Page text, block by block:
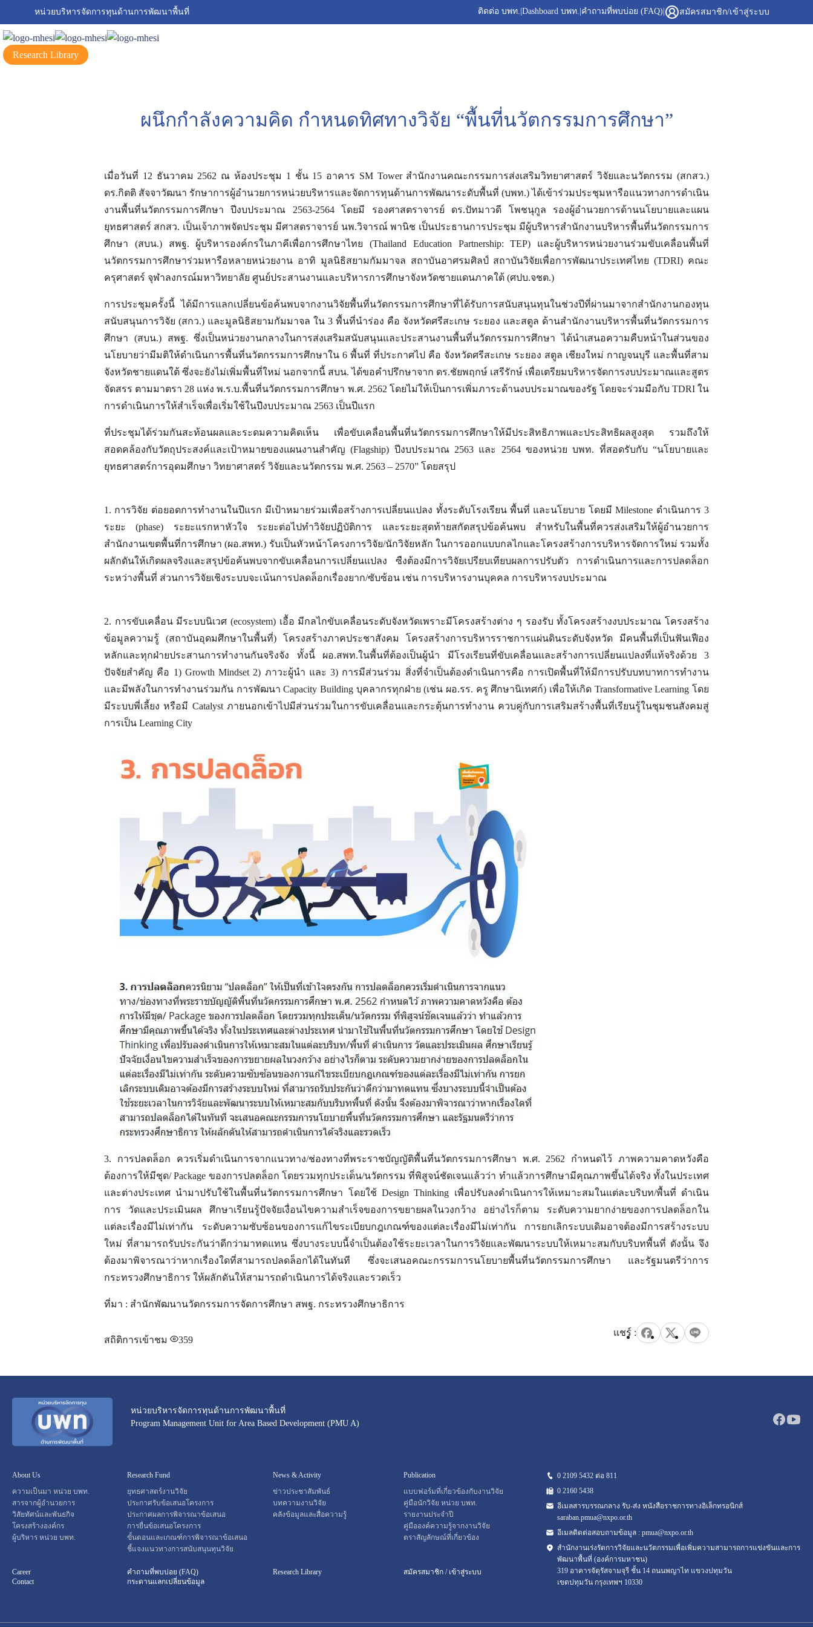
หน่วยบริหารจัดการทุนด้านการพัฒนาพื้นที่ ติดต่อ บพท. Dashboard บพท. คำถามที่พบบ่อย (FAQ) สมัครสมาชิก/เข้าสู่ระบบ
Research Library
ผนึกกำลังความคิด กำหนดทิศทางวิจัย “พื้นที่นวัตกรรมการศึกษา”
เมื่อวันที่ 12 ธันวาคม 2562 ณ ห้องประชุม 1 ชั้น 15 อาคาร SM Tower สำนักงานคณะกรรมการส่งเสริมวิทยาศาสตร์ วิจัยและนวัตกรรม (สกสว.)
ดร.กิตติ สัจจาวัฒนา รักษาการผู้อำนวยการหน่วยบริหารและจัดการทุนด้านการพัฒนาระดับพื้นที่ (บพท.) ได้เข้าร่วมประชุมหารือแนวทางการดำเนิน
งานพื้นที่นวัตกรรมการศึกษา ปีงบประมาณ 2563-2564 โดยมี รองศาสตราจารย์ ดร.ปัทมาวดี โพชนุกูล รองผู้อำนวยการด้านนโยบายและแผน
ยุทธศาสตร์ สกสว. เป็นเจ้าภาพจัดประชุม มีศาสตราจารย์ นพ.วิจารณ์ พานิช เป็นประธานการประชุม มีผู้บริหารสำนักงานบริหารพื้นที่นวัตกรรมการ
ศึกษา (สบน.) สพฐ. ผู้บริหารองค์กรในภาคีเพื่อการศึกษาไทย (Thailand Education Partnership: TEP) และผู้บริหารหน่วยงานร่วมขับเคลื่อนพื้นที่
นวัตกรรมการศึกษาร่วมหารือหลายหน่วยงาน อาทิ มูลนิธิสยามกัมมาจล สถาบันอาศรมศิลป์ สถาบันวิจัยเพื่อการพัฒนาประเทศไทย (TDRI) คณะ
ครุศาสตร์ จุฬาลงกรณ์มหาวิทยาลัย ศูนย์ประสานงานและบริหารการศึกษาจังหวัดชายแดนภาคใต้ (ศปบ.จชต.)
การประชุมครั้งนี้ ได้มีการแลกเปลี่ยนข้อค้นพบจากงานวิจัยพื้นที่นวัตกรรมการศึกษาที่ได้รับการสนับสนุนทุนในช่วงปีที่ผ่านมาจากสำนักงานกองทุน
สนับสนุนการวิจัย (สกว.) และมูลนิธิสยามกัมมาจล ใน 3 พื้นที่นำร่อง คือ จังหวัดศรีสะเกษ ระยอง และสตูล ด้านสำนักงานบริหารพื้นที่นวัตกรรมการ
ศึกษา (สบน.) สพฐ. ซึ่งเป็นหน่วยงานกลางในการส่งเสริมสนับสนุนและประสานงานพื้นที่นวัตกรรมการศึกษา ได้นำเสนอความคืบหน้าในส่วนของ
นโยบายว่ามีมติให้ดำเนินการพื้นที่นวัตกรรมการศึกษาใน 6 พื้นที่ ที่ประกาศไป คือ จังหวัดศรีสะเกษ ระยอง สตูล เชียงใหม่ กาญจนบุรี และพื้นที่สาม
จังหวัดชายแดนใต้ ซึ่งจะยังไม่เพิ่มพื้นที่ใหม่ นอกจากนี้ สบน. ได้ขอคำปรึกษาจาก ดร.ชัยพฤกษ์ เสรีรักษ์ เพื่อเตรียมบริหารจัดการงบประมาณและสูตร
จัดสรร ตามมาตรา 28 แห่ง พ.ร.บ.พื้นที่นวัตกรรมการศึกษา พ.ศ. 2562 โดยไม่ให้เป็นการเพิ่มภาระด้านงบประมาณของรัฐ โดยจะร่วมมือกับ TDRI ใน
การดำเนินการให้สำเร็จเพื่อเริ่มใช้ในปีงบประมาณ 2563 เป็นปีแรก
ที่ประชุมได้ร่วมกันสะท้อนผลและระดมความคิดเห็น เพื่อขับเคลื่อนพื้นที่นวัตกรรมการศึกษาให้มีประสิทธิภาพและประสิทธิผลสูงสุด รวมถึงให้
สอดคล้องกับวัตถุประสงค์และเป้าหมายของแผนงานสำคัญ (Flagship) ปีงบประมาณ 2563 และ 2564 ของหน่วย บพท. ที่สอดรับกับ “นโยบายและ
ยุทธศาสตร์การอุดมศึกษา วิทยาศาสตร์ วิจัยและนวัตกรรม พ.ศ. 2563 – 2570” โดยสรุป
1. การวิจัย ต่อยอดการทำงานในปีแรก มีเป้าหมายร่วมเพื่อสร้างการเปลี่ยนแปลง ทั้งระดับโรงเรียน พื้นที่ และนโยบาย โดยมี Milestone ดำเนินการ 3
ระยะ (phase) ระยะแรกหาหัวใจ ระยะต่อไปทำวิจัยปฏิบัติการ และระยะสุดท้ายสกัดสรุปข้อค้นพบ สำหรับในพื้นที่ควรส่งเสริมให้ผู้อำนวยการ
สำนักงานเขตพื้นที่การศึกษา (ผอ.สพท.) รับเป็นหัวหน้าโครงการวิจัย/นักวิจัยหลัก ในการออกแบบกลไกและโครงสร้างการบริหารจัดการใหม่ รวมทั้ง
ผลักดันให้เกิดผลจริงและสรุปข้อค้นพบจากขับเคลื่อนการเปลี่ยนแปลง ซืงต้องมีการวิจัยเปรียบเทียบผลการปรับตัว การดำเนินการและการปลดล็อก
ระหว่างพื้นที่ ส่วนการวิจัยเชิงระบบจะเน้นการปลดล็อกเรื่องยาก/ซับซ้อน เช่น การบริหารงานบุคคล การบริหารงบประมาณ
2. การขับเคลื่อน มีระบบนิเวศ (ecosystem) เอื้อ มีกลไกขับเคลื่อนระดับจังหวัดเพราะมีโครงสร้างต่าง ๆ รองรับ ทั้งโครงสร้างงบประมาณ โครงสร้าง
ข้อมูลความรู้ (สถาบันอุดมศึกษาในพื้นที่) โครงสร้างภาคประชาสังคม โครงสร้างการบริหารราชการแผ่นดินระดับจังหวัด มีคนพื้นที่เป็นฟันเฟือง
หลักและทุกฝ่ายประสานการทำงานกันจริงจัง ทั้งนี้ ผอ.สพท.ในพื้นที่ต้องเป็นผู้นำ มีโรงเรียนที่ขับเคลื่อนและสร้างการเปลี่ยนแปลงที่แท้จริงด้วย 3
ปัจจัยสำคัญ คือ 1) Growth Mindset 2) ภาวะผู้นำ และ 3) การมีส่วนร่วม สิ่งที่จำเป็นต้องดำเนินการคือ การเปิดพื้นที่ให้มีการปรับบทบาทการทำงาน
และมีพลังในการทำงานร่วมกัน การพัฒนา Capacity Building บุคลากรทุกฝ่าย (เช่น ผอ.รร. ครู ศึกษานิเทศก์) เพื่อให้เกิด Transformative Learning โดย
มีระบบพี่เลี้ยง หรือมี Catalyst ภายนอกเข้าไปมีส่วนร่วมในการขับเคลื่อนและกระตุ้นการทำงาน ควบคู่กับการเสริมสร้างพื้นที่เรียนรู้ในชุมชนสังคมสู่
การเป็น Learning City
3. การปลดล็อก ควรเริ่มดำเนินการจากแนวทาง/ช่องทางที่พระราชบัญญัติพื้นที่นวัตกรรมการศึกษา พ.ศ. 2562 กำหนดไว้ ภาพความคาดหวังคือ
ต้องการให้มีชุด/ Package ของการปลดล็อก โดยรวมทุกประเด็น/นวัตกรรม ที่พิสูจน์ชัดเจนแล้วว่า ทำแล้วการศึกษามีคุณภาพขึ้นได้จริง ทั้งในประเทศ
และต่างประเทศ นำมาปรับใช้ในพื้นที่นวัตกรรมการศึกษา โดยใช้ Design Thinking เพื่อปรับลงดำเนินการให้เหมาะสมในแต่ละบริบท/พื้นที่ ดำเนิน
การ วัดและประเมินผล ศึกษาเรียนรู้ปัจจัยเงื่อนไขความสำเร็จของการขยายผลในวงกว้าง อย่างไรก็ตาม ระดับความยากง่ายของการปลดล็อกใน
แต่ละเรื่องมีไม่เท่ากัน ระดับความซับซ้อนของการแก้ไขระเบียบกฎเกณฑ์ของแต่ละเรื่องมีไม่เท่ากัน การยกเลิกระบบเดิมอาจต้องมีการสร้างระบบ
ใหม่ ที่สามารถรับประกันว่าดีกว่ามาทดแทน ซึ่งบางระบบนี้จำเป็นต้องใช้ระยะเวลาในการวิจัยและพัฒนาระบบให้เหมาะสมกับบริบทพื้นที่ ดังนั้น จึง
ต้องมาพิจารณาว่าหากเรื่องใดที่สามารถปลดล็อกได้ในทันที ซึ่งจะเสนอคณะกรรมการนโยบายพื้นที่นวัตกรรมการศึกษา และรัฐมนตรีว่าการ
กระทรวงศึกษาธิการ ให้ผลักดันให้สามารถดำเนินการได้จริงและรวดเร็ว
ที่มา : สำนักพัฒนานวัตกรรมการจัดการศึกษา สพฐ. กระทรวงศึกษาธิการ
สถิติการเข้าชม 359
หน่วยบริหารจัดการทุนด้านการพัฒนาพื้นที่
Program Management Unit for Area Based Development (PMU A)
About Us
ความเป็นมา หน่วย บพท.
สารจากผู้อำนวยการ
วิสัยทัศน์และพันธกิจ
โครงสร้างองค์กร
ผู้บริหาร หน่วย บพท.
Research Fund
ยุทธศาสตร์งานวิจัย
ประกาศรับข้อเสนอโครงการ
ประกาศผลการพิจารณาข้อเสนอ
การยื่นข้อเสนอโครงการ
ขั้นตอนและเกณฑ์การพิจารณาข้อเสนอ
ชี้แจงแนวทางการสนับสนุนทุนวิจัย
News & Activity
ข่าวประชาสัมพันธ์
บทความงานวิจัย
คลังข้อมูลและสื่อความรู้
Publication
แบบฟอร์มที่เกี่ยวข้องกับงานวิจัย
คู่มือนักวิจัย หน่วย บพท.
รายงานประจำปี
คู่มือองค์ความรู้จากงานวิจัย
ตราสัญลักษณ์ที่เกี่ยวข้อง
Career
Contact
คำถามที่พบบ่อย (FAQ)
กระดานแลกเปลี่ยนข้อมูล
Research Library สมัครสมาชิก / เข้าสู่ระบบ
0 2109 5432 ต่อ 811
0 2160 5438
อีเมลสารบรรณกลาง รับ-ส่ง หนังสือราชการทางอิเล็กทรอนิกส์
saraban.pmua@nxpo.or.th
อีเมลติดต่อสอบถามข้อมูล : pmua@nxpo.or.th
สำนักงานเร่งรัดการวิจัยและนวัตกรรมเพื่อเพิ่มความสามารถการแข่งขันและการ
พัฒนาพื้นที่ (องค์การมหาชน)
319 อาคารจัตุรัสจามจุรี ชั้น 14 ถนนพญาไท แขวงปทุมวัน
เขตปทุมวัน กรุงเทพฯ 10330